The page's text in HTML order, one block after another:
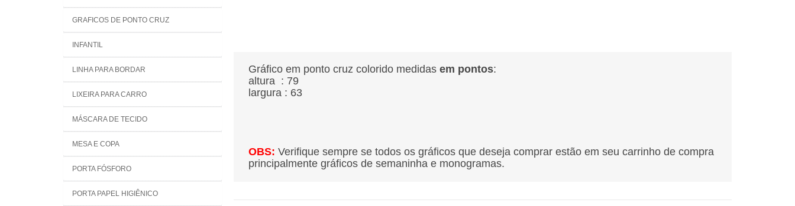
GRAFICOS DE PONTO CRUZ
INFANTIL
LINHA PARA BORDAR
LIXEIRA PARA CARRO
MÁSCARA DE TECIDO
MESA E COPA
PORTA FÓSFORO
PORTA PAPEL HIGIÊNICO
Gráfico em ponto cruz colorido medidas em pontos:
altura : 79
largura : 63
OBS: Verifique sempre se todos os gráficos que deseja comprar estão em seu carrinho de compra
principalmente gráficos de semaninha e monogramas.